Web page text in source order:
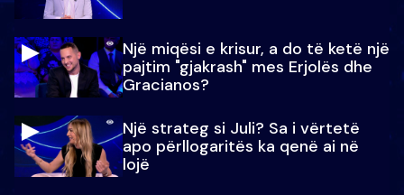
Një miqësi e krisur, a do të ketë një
pajtim "gjakrash" mes Erjolës dhe
Gracianos?
Një strateg si Juli? Sa i vërtetë
apo përllogaritës ka qenë ai në
lojë